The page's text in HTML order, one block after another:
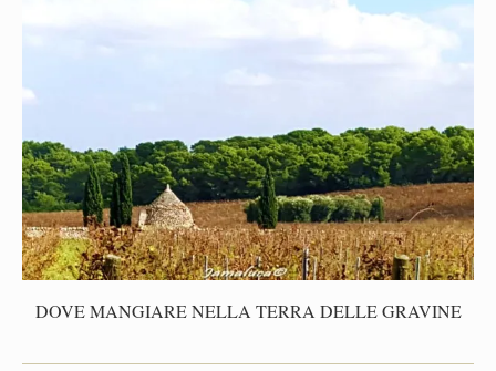
DOVE MANGIARE NELLA TERRA DELLE GRAVINE